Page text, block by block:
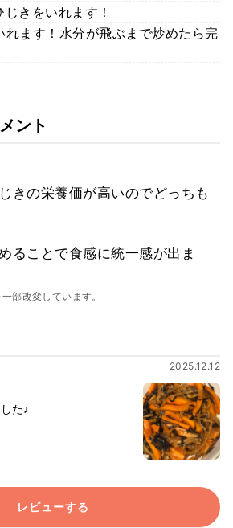
きをいれます！
ます！水分が飛ぶまで炒めたら完
ント
きの栄養価が高いのでどっちも
ることで食感に統一感が出ま
部改変しています。
2025.12.12
た♩
レビューする